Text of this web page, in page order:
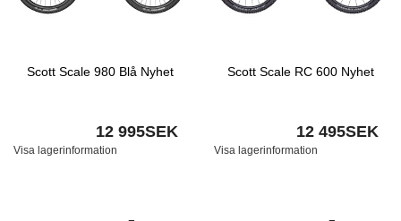
Scott Scale 980 Blå Nyhet
12 995SEK
Visa lagerinformation
Scott Scale RC 600 Nyhet
12 495SEK
Visa lagerinformation